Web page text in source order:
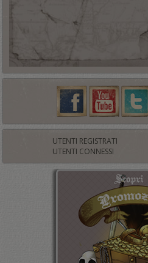
UTENTI REGISTRATI
UTENTI CONNESSI